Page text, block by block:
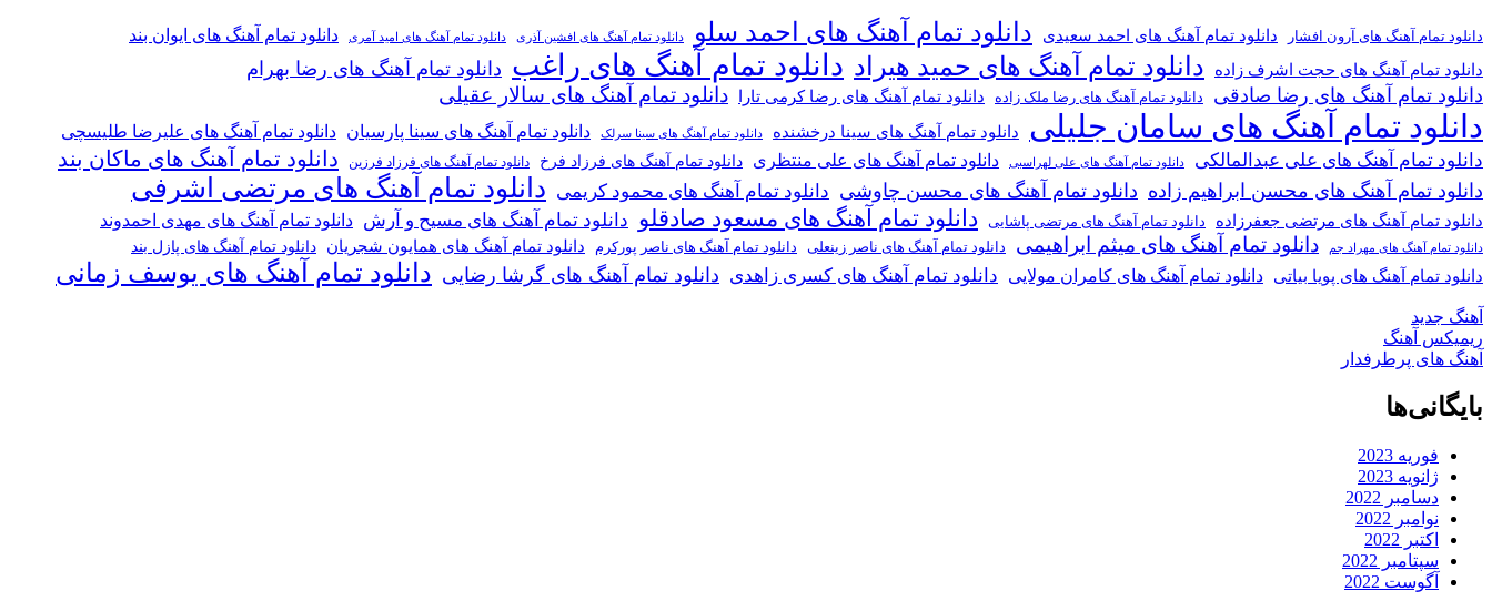
دانلود تمام آهنگ های آرون افشار دانلود تمام آهنگ های احمد سعیدی دانلود تمام آهنگ های احمد سلو دانلود تمام آهنگ های افشین آذری دانلود تمام آهنگ های امید آمری دانلود تمام آهنگ های ایوان بند
دانلود تمام آهنگ های حجت اشرف زاده دانلود تمام آهنگ های حمید هیراد دانلود تمام آهنگ های راغب دانلود تمام آهنگ های رضا بهرام
دانلود تمام آهنگ های رضا صادقی
دانلود تمام آهنگ های رضا ملک زاده دانلود تمام آهنگ های رضا کرمی تارا دانلود تمام آهنگ های سالار عقیلی
دانلود تمام آهنگ های سامان جلیلی دانلود تمام آهنگ های سینا درخشنده دانلود تمام آهنگ های سینا سرلک دانلود تمام آهنگ های سینا پارسیان دانلود تمام آهنگ های علیرضا طلیسچی
دانلود تمام آهنگ های علی عبدالمالکی دانلود تمام آهنگ های علی لهراسبی دانلود تمام آهنگ های علی منتظری دانلود تمام آهنگ های فرزاد فرخ دانلود تمام آهنگ های فرزاد فرزین دانلود تمام آهنگ های ماکان بند
دانلود تمام آهنگ های محسن ابراهیم زاده دانلود تمام آهنگ های محسن چاوشی دانلود تمام آهنگ های محمود کریمی دانلود تمام آهنگ های مرتضی اشرفی
دانلود تمام آهنگ های مرتضی جعفرزاده دانلود تمام آهنگ های مرتضی پاشایی دانلود تمام آهنگ های مسعود صادقلو دانلود تمام آهنگ های مسیح و آرش دانلود تمام آهنگ های مهدی احمدوند
دانلود تمام آهنگ های مهراد جم دانلود تمام آهنگ های میثم ابراهیمی دانلود تمام آهنگ های ناصر زینعلی دانلود تمام آهنگ های ناصر پورکرم دانلود تمام آهنگ های همایون شجریان دانلود تمام آهنگ های پازل بند
دانلود تمام آهنگ های پویا بیاتی دانلود تمام آهنگ های کامران مولایی دانلود تمام آهنگ های کسری زاهدی دانلود تمام آهنگ های گرشا رضایی دانلود تمام آهنگ های یوسف زمانی
آهنگ جدید
ریمیکس آهنگ
آهنگ های پرطرفدار
بایگانی‌ها
فوریه 2023
ژانویه 2023
دسامبر 2022
نوامبر 2022
اکتبر 2022
سپتامبر 2022
آگوست 2022